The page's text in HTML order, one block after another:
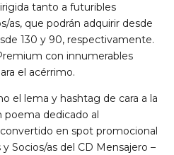
tanto a futuribles
as, que podrán adquirir desde
130 y 90, respectivamente.
con innumerables
el acérrimo.
el lema y hashtag de cara a la
dedicado al
en spot promocional
Socios/as del CD Mensajero –